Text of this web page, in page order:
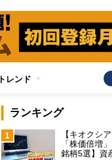
トレンド
ランキング
1
【キオクシ
「株価倍増
銘柄5選】資